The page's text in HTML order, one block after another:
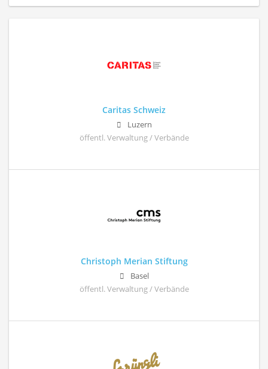
Caritas Schweiz
Luzern
öffentl. Verwaltung / Verbände
Christoph Merian Stiftung
Basel
öffentl. Verwaltung / Verbände